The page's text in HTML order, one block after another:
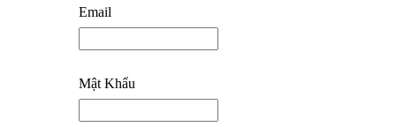
Email
Mật Khẩu